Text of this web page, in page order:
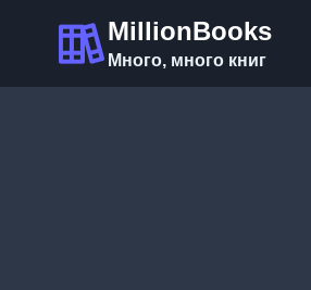
содержимому
MillionBooks
Много, много книг